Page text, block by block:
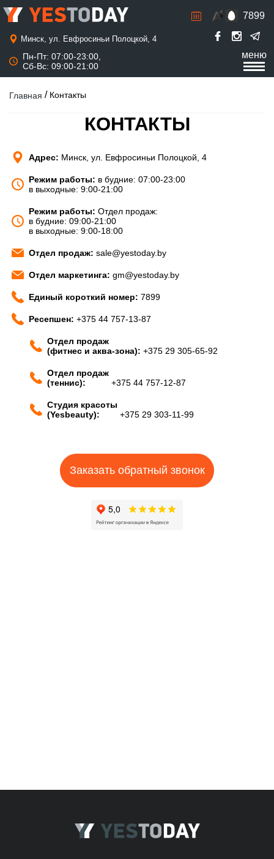
меню
Минск, ул. Евфросиньи Полоцкой, 4
Пн-Пт: 07:00-23:00,
Сб-Вс: 09:00-21:00
7899
Р
Главная / Контакты
КОНТАКТЫ
Адрес: Минск, ул. Евфросиньи Полоцкой, 4
Режим работы: в будние: 07:00-23:00
в выходные: 9:00-21:00
Режим работы: Отдел продаж:
в будние: 09:00-21:00
в выходные: 9:00-18:00
Отдел продаж: sale@yestoday.by
Отдел маркетинга: gm@yestoday.by
Единый короткий номер: 7899
Ресепшен: +375 44 757-13-87
Отдел продаж
(фитнес и аква-зона): +375 29 305-65-92
Отдел продаж
(теннис):
+375 44 757-12-87
Студия красоты
(Yesbeauty):
+375 29 303-11-99
Заказать обратный звонок